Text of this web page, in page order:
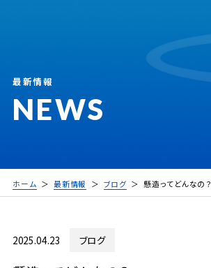
NEWS
最新情報
ホーム 最新情報 ブログ 懸造ってどんなの？
2025.04.23 ブログ